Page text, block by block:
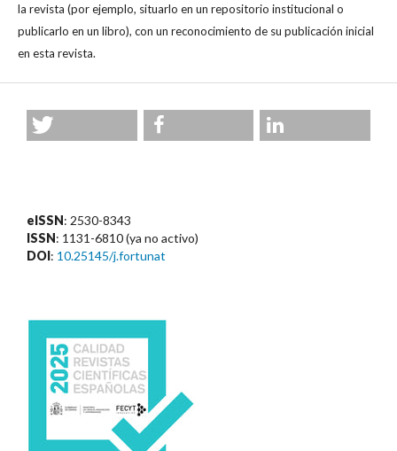
la revista (por ejemplo, situarlo en un repositorio institucional o
publicarlo en un libro), con un reconocimiento de su publicación inicial
en esta revista.
eISSN: 2530-8343
ISSN: 1131-6810 (ya no activo)
DOI: 10.25145/j.fortunat